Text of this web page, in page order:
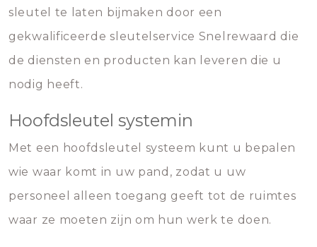
sleutel te laten bijmaken door een
gekwalificeerde sleutelservice Snelrewaard die
de diensten en producten kan leveren die u
nodig heeft.
Hoofdsleutel systemin
Met een hoofdsleutel systeem kunt u bepalen
wie waar komt in uw pand, zodat u uw
personeel alleen toegang geeft tot de ruimtes
waar ze moeten zijn om hun werk te doen.